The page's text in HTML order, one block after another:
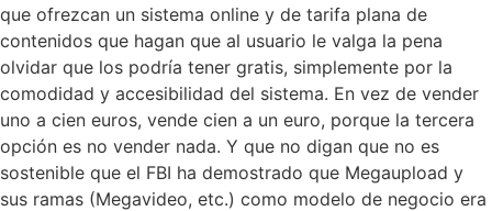
que ofrezcan un sistema online y de tarifa plana de
contenidos que hagan que al usuario le valga la pena
olvidar que los podría tener gratis, simplemente por la
comodidad y accesibilidad del sistema. En vez de vender
uno a cien euros, vende cien a un euro, porque la tercera
opción es no vender nada. Y que no digan que no es
sostenible que el FBI ha demostrado que Megaupload y
sus ramas (Megavideo, etc.) como modelo de negocio era